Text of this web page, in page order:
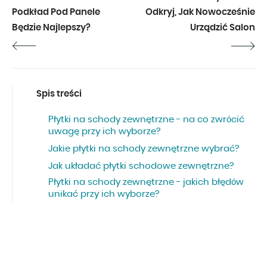
Podkład Pod Panele
Będzie Najlepszy?
Odkryj, Jak Nowocześnie
Urządzić Salon
Spis treści
Płytki na schody zewnętrzne - na co zwrócić
uwagę przy ich wyborze?
Jakie płytki na schody zewnętrzne wybrać?
Jak układać płytki schodowe zewnętrzne?
Płytki na schody zewnętrzne - jakich błędów
unikać przy ich wyborze?